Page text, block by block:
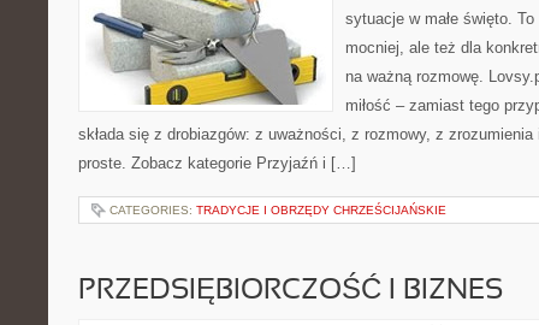
sytuacje w małe święto.
mocniej, ale też dla
na ważną rozmowę.
miłość – zamiast tego
składa się z drobiazgów: z uważności, z rozmowy, z
proste. Zobacz kategorie Przyjaźń i […]
CATEGORIES: TRADYCJE I OBRZĘDY CHRZEŚCIJAŃSKIE
PRZEDSIĘBIORCZOŚĆ I BIZNES